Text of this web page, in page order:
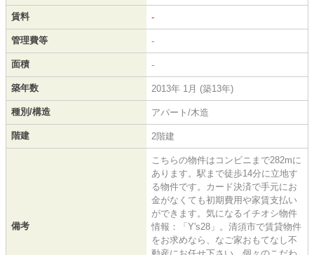
賃料 -
管理費等 -
面積 -
築年数 2013年 1月 (築13年)
種別/構造 アパート/木造
階建 2階建
備考
こちらの物件はコンビニまで282mに
あります。駅まで徒歩14分に立地す
る物件です。カード決済で手元にお
金がなくても初期費用や家賃支払い
ができます。気になるイチオシ物件
情報：「Y's28」。清須市で賃貸物件
をお求めなら、なご家おもてなし不